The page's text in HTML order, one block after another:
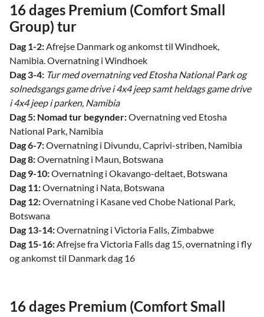
16 dages Premium (Comfort Small
Group) tur
Dag 1-2:Afrejse Danmark og ankomst til Windhoek,
Namibia. Overnatning i Windhoek
Dag 3-4: Tur med overnatning ved Etosha National Park og
solnedsgangs game drive i 4x4 jeep samt heldags game drive
i 4x4 jeep i parken, Namibia
Dag 5: Nomad tur begynder:Overnatning ved Etosha
National Park, Namibia
Dag 6-7:Overnatning i Divundu, Caprivi-striben, Namibia
Dag 8:Overnatning i Maun, Botswana
Dag 9-10:Overnatning i Okavango-deltaet, Botswana
Dag 11:Overnatning i Nata, Botswana
Dag 12:Overnatning i Kasane ved Chobe National Park,
Botswana
Dag 13-14:Overnatning i Victoria Falls, Zimbabwe
Dag 15-16:Afrejse fra Victoria Falls dag 15, overnatning i fly
og ankomst til Danmark dag 16
16 dages Premium (Comfort Small